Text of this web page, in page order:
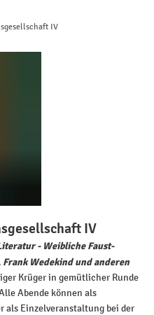
Unsere Lesecafés
Draußen lesen
Kinder & Familien
Jugendliche
Kinder & Familien
Junge Erwachsene
Schule & Lernen
IV
IV
- Weibliche Faust-
Wedekind und anderen
Krüger in gemütlicher Runde
Abende können als
als Einzelveranstaltung bei der